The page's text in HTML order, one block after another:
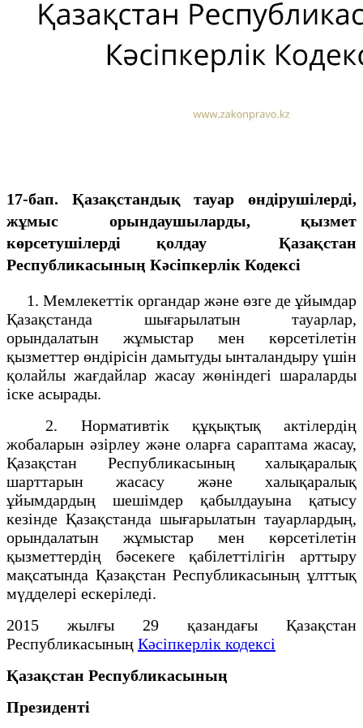
17-бап. Қазақстандық тауар өндірушілерді,
жұмыс орындаушыларды, қызмет
көрсетушілерді қолдау Қазақстан
Республикасының Кәсіпкерлік Кодексі
1. Мемлекеттік органдар және өзге де ұйымдар
Қазақстанда шығарылатын тауарлар,
орындалатын жұмыстар мен көрсетілетін
қызметтер өндірісін дамытуды ынталандыру үшін
қолайлы жағдайлар жасау жөніндегі шараларды
іске асырады.
2. Нормативтік құқықтық актілердің
жобаларын әзірлеу және оларға сараптама жасау,
Қазақстан Республикасының халықаралық
шарттарын жасасу және халықаралық
ұйымдардың шешімдер қабылдауына қатысу
кезінде Қазақстанда шығарылатын тауарлардың,
орындалатын жұмыстар мен көрсетілетін
қызметтердің бәсекеге қабілеттілігін арттыру
мақсатында Қазақстан Республикасының ұлттық
мүдделері ескеріледі.
2015 жылғы 29 қазандағы Қазақстан
Республикасының Кәсіпкерлік кодексі
Қазақстан Республикасының
Президенті